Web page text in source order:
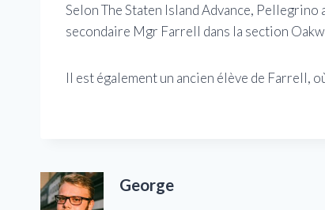
Selon The Staten Island Advance,
secondaire Mgr Farrell dans la section
Il est également un ancien élève de Farrell,
George